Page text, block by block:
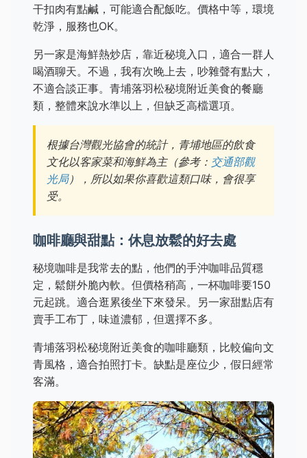
干扣肉有點鹹，可能適合配飯吃。價格中等，環境
乾淨，服務也OK。
另一家是海鮮熱炒店，靠近秘境入口，適合一群人
喝酒聊天。不過，我有次晚上去，吵雜聲有點大，
不適合談正事。青埔落羽松秘境附近美食的餐廳
類，整體來說水準以上，但缺乏高檔選項。
根據台灣觀光協會的統計，青埔地區的飲食
文化以客家菜和海鮮為主（參考： 交通部觀
光局），所以如果你喜歡這類口味，會很享
受。
咖啡廳與甜點：休息放鬆的好去處
秘境咖啡是我常去的點，他們的手沖咖啡品質穩
定，鬆餅外脆內軟。但價格稍高，一杯咖啡要150
元起跳。適合逛累後坐下來發呆。另一家甜點店有
賣手工布丁，味道濃郁，但選擇不多。
青埔落羽松秘境附近美食的咖啡廳類，比較偏向文
青風格，適合拍照打卡。缺點是座位少，假日經常
客滿。